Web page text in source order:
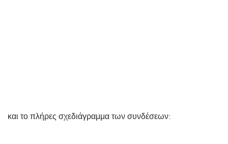
και το πλήρες σχεδιάγραμμα των συνδέσεων: